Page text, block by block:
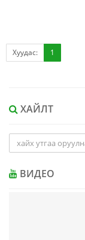
Хуудас: 1
ХАЙЛТ
ВИДЕО